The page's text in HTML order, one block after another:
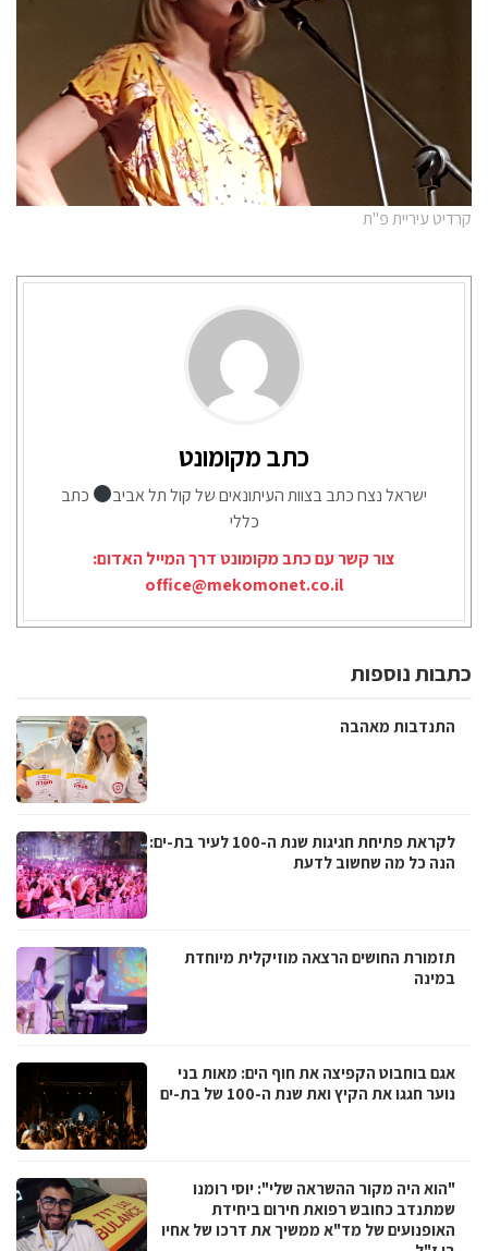
קרדיט עיריית פ"ת
כתב מקומונט
ישראל נצח כתב בצוות העיתונאים של קול תל אביב
כתב
כללי
צור קשר עם כתב מקומונט דרך המייל האדום:
office@mekomonet.co.il
כתבות נוספות
התנדבות מאהבה
לקראת פתיחת חגיגות שנת ה-100 לעיר בת-ים:
הנה כל מה שחשוב לדעת
תזמורת החושים הרצאה מוזיקלית מיוחדת
במינה
אגם בוחבוט הקפיצה את חוף הים: מאות בני
נוער חגגו את הקיץ ואת שנת ה-100 של בת-ים
"הוא היה מקור ההשראה שלי": יוסי רומנו
שמתנדב כחובש רפואת חירום ביחידת
האופנועים של מד"א ממשיך את דרכו של אחיו